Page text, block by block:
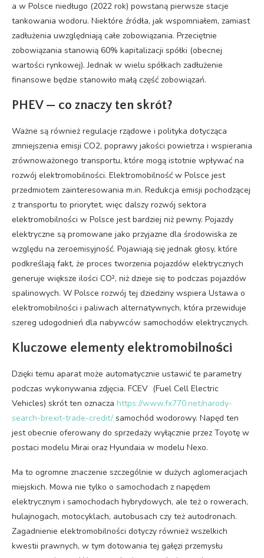
a w Polsce niedługo (2022 rok) powstaną pierwsze stacje
tankowania wodoru. Niektóre źródła, jak wspomniałem, zamiast
zadłużenia uwzględniają całe zobowiązania. Przeciętnie
zobowiązania stanowią 60% kapitalizacji spółki (obecnej
wartości rynkowej). Jednak w wielu spółkach zadłużenie
finansowe będzie stanowiło małą część zobowiązań.
PHEV — co znaczy ten skrót?
Ważne są również regulacje rządowe i polityka dotycząca
zmniejszenia emisji CO2, poprawy jakości powietrza i wspierania
zrównoważonego transportu, które mogą istotnie wpływać na
rozwój elektromobilności. Elektromobilność w Polsce jest
przedmiotem zainteresowania m.in. Redukcja emisji pochodzącej
z transportu to priorytet, więc dalszy rozwój sektora
elektromobilności w Polsce jest bardziej niż pewny. Pojazdy
elektryczne są promowane jako przyjazne dla środowiska ze
względu na zeroemisyjność. Pojawiają się jednak głosy, które
podkreślają fakt, że proces tworzenia pojazdów elektrycznych
generuje większe ilości CO², niż dzieje się to podczas pojazdów
spalinowych. W Polsce rozwój tej dziedziny wspiera Ustawa o
elektromobilności i paliwach alternatywnych, która przewiduje
szereg udogodnień dla nabywców samochodów elektrycznych.
Kluczowe elementy elektromobilności
Dzięki temu aparat może automatycznie ustawić te parametry
podczas wykonywania zdjęcia. FCEV (Fuel Cell Electric
Vehicles) skrót ten oznacza https://www.fx770.net/narody-
search-brexit-trade-credit/ samochód wodorowy. Napęd ten
jest obecnie oferowany do sprzedaży wyłącznie przez Toyotę w
postaci modelu Mirai oraz Hyundaia w modelu Nexo.
Ma to ogromne znaczenie szczególnie w dużych aglomeracjach
miejskich. Mowa nie tylko o samochodach z napędem
elektrycznym i samochodach hybrydowych, ale też o rowerach,
hulajnogach, motocyklach, autobusach czy też autodronach.
Zagadnienie elektromobilności dotyczy również wszelkich
kwestii prawnych, w tym dotowania tej gałęzi przemysłu